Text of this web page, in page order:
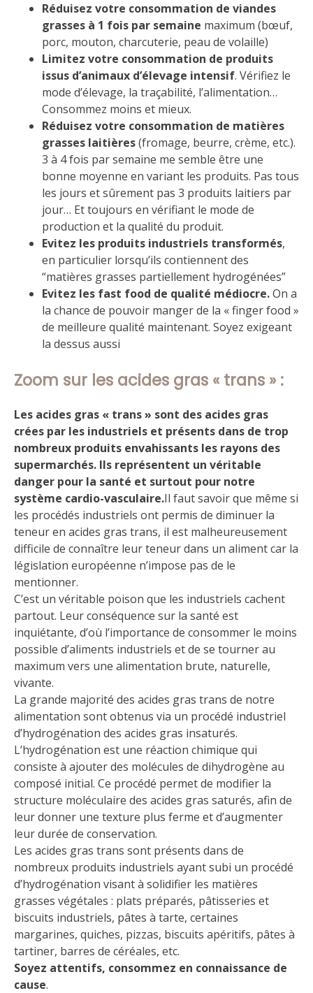
Réduisez votre consommation de viandes
grasses à 1 fois par semaine maximum (bœuf,
porc, mouton, charcuterie, peau de volaille)
Limitez votre consommation de produits
issus d’animaux d’élevage intensif. Vérifiez le
mode d’élevage, la traçabilité, l’alimentation…
Consommez moins et mieux.
Réduisez votre consommation de matières
grasses laitières(fromage, beurre, crème, etc.).
3 à 4 fois par semaine me semble être une
bonne moyenne en variant les produits. Pas tous
les jours et sûrement pas 3 produits laitiers par
jour… Et toujours en vérifiant le mode de
production et la qualité du produit.
Evitez les produits industriels transformés,
en particulier lorsqu’ils contiennent des
“matières grasses partiellement hydrogénées”
Evitez les fast food de qualité médiocre.On a
la chance de pouvoir manger de la « finger food »
de meilleure qualité maintenant. Soyez exigeant
la dessus aussi
Zoom sur les acides gras « trans » :
Les acides gras « trans » sont des acides gras
crées par les industriels et présents dans de trop
nombreux produits envahissants les rayons des
supermarchés. Ils représentent un véritable
danger pour la santé et surtout pour notre
système cardio-vasculaire.Il faut savoir que même si
les procédés industriels ont permis de diminuer la
teneur en acides gras trans, il est malheureusement
difficile de connaître leur teneur dans un aliment car la
législation européenne n’impose pas de le
mentionner.
C’est un véritable poison que les industriels cachent
partout. Leur conséquence sur la santé est
inquiétante, d’où l’importance de consommer le moins
possible d’aliments industriels et de se tourner au
maximum vers une alimentation brute, naturelle,
vivante.
La grande majorité des acides gras trans de notre
alimentation sont obtenus via un procédé industriel
d’hydrogénation des acides gras insaturés.
L’hydrogénation est une réaction chimique qui
consiste à ajouter des molécules de dihydrogène au
composé initial. Ce procédé permet de modifier la
structure moléculaire des acides gras saturés, afin de
leur donner une texture plus ferme et d’augmenter
leur durée de conservation.
Les acides gras trans sont présents dans de
nombreux produits industriels ayant subi un procédé
d’hydrogénation visant à solidifier les matières
grasses végétales : plats préparés, pâtisseries et
biscuits industriels, pâtes à tarte, certaines
margarines, quiches, pizzas, biscuits apéritifs, pâtes à
tartiner, barres de céréales, etc.
Soyez attentifs, consommez en connaissance de
cause.